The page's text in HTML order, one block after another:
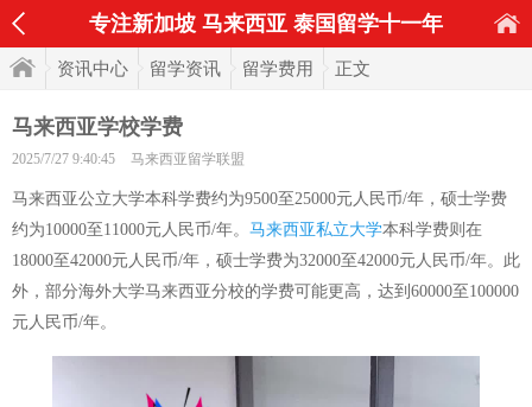
专注新加坡 马来西亚 泰国留学十一年
资讯中心 留学资讯 留学费用 正文
马来西亚学校学费
2025/7/27 9:40:45 马来西亚留学联盟
马来西亚公立大学本科学费约为9500至25000元人民币/年，硕士学费
约为10000至11000元人民币/年。 马来西亚私立大学本科学费则在
18000至42000元人民币/年，硕士学费为32000至42000元人民币/年。此
外，部分海外大学马来西亚分校的学费可能更高，达到60000至100000
元人民币/年。